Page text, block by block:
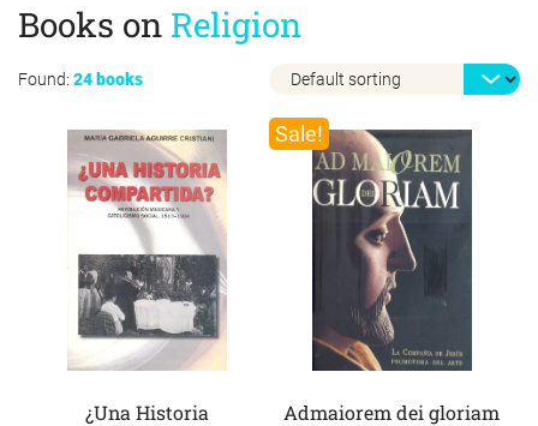
Found: 24 books
Books on Religion
¿Una Historia
Sale!
Admaiorem dei gloriam